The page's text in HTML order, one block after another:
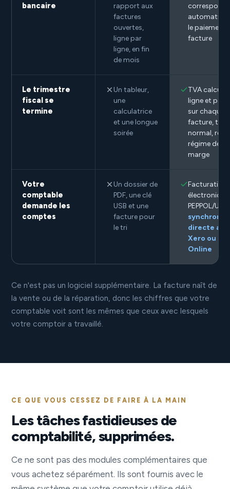
bancaire
rapport aux
factures
ouvertes,
ligne par
ligne, en fin
de mois
le paiement
facture
Le trimestre
fiscal se
termine
Un tableur,
une
calculatrice
et une longue
soirée
TVA
ligne et par
sur chaque
facture, taux
normal,
régime de la
marge
Votre
comptable
demande les
comptes
Un dossier de
PDF, une clé
USB et une
facture pour
le tri
Facturation
électronique
PEPPOL/UBL
directe
Xero ou
Online
Ce n'est pas un logiciel supplémentaire. La facture naît de
la vente ou de la réparation, donc les chiffres que votre
comptable voit sont les mêmes que ceux avec lesquels
votre comptoir a travaillé.
CE QUE VOUS CESSEZ DE FAIRE À LA MAIN
Les tâches fastidieuses de
comptabilité, supprimées.
Ce ne sont pas des modules complémentaires que
vous achetez séparément. Ils sont fournis avec le